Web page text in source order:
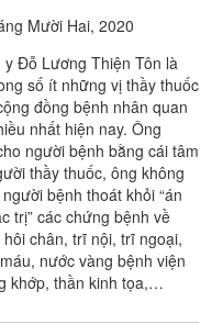
Mười Hai, 2020
y Đỗ Lương Thiện Tôn là
số ít những vị thầy thuốc
đồng bệnh nhân quan
nhất hiện nay. Ông
người bệnh bằng cái tâm
thầy thuốc, ông không
bệnh thoát khỏi “án
trị” các chứng bệnh về
chân, trĩ nội, trĩ ngoại,
nước vàng bệnh viện
khớp, thần kinh tọa,…